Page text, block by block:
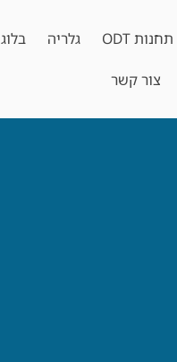
תחנות ODT גלריה בלוג
צור קשר